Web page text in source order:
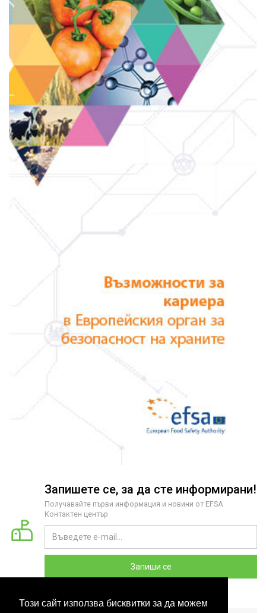
Този сайт използва бисквитки за да можем
Запишете се, за да сте информирани!
Получавайте първи информация и новини от EFSA
Контактен център
Запиши се